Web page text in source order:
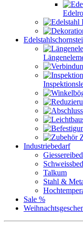
Industriebedarf
Talkum
Stahl &
Sale %